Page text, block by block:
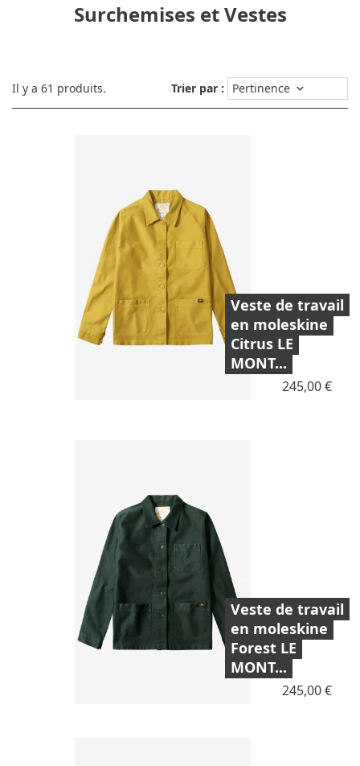
Surchemises et Vestes
Il y a 61 produits. Trier par : Pertinence keyboard_arrow_down
Veste de travail
en moleskine
Citrus LE
MONT...
Prix
245,00 €
Veste de travail
en moleskine
Forest LE
MONT...
Prix
245,00 €